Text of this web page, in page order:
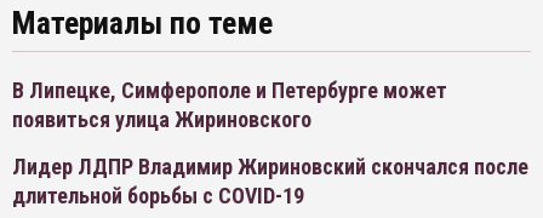
Материалы по теме
В Липецке, Симферополе и Петербурге может
появиться улица Жириновского
Лидер ЛДПР Владимир Жириновский скончался после
длительной борьбы с COVID-19